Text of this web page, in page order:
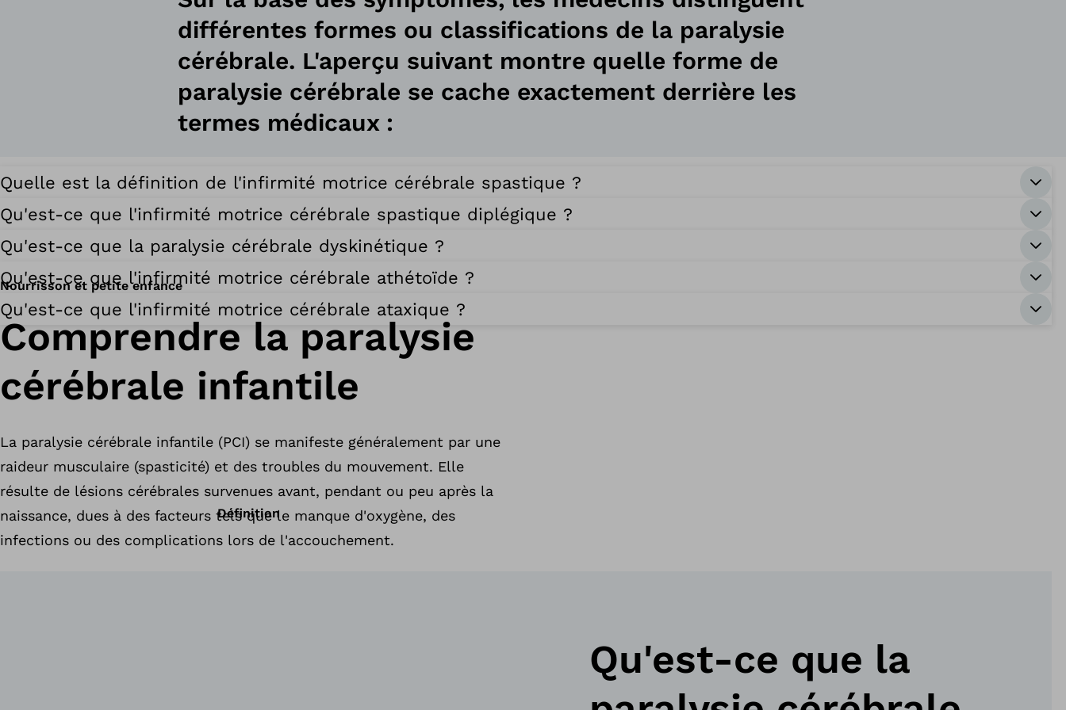
différentes formes ou classifications de la paralysie
cérébrale. L'aperçu suivant montre quelle forme de
paralysie cérébrale se cache exactement derrière les
termes médicaux :
Quelle est la définition de l'infirmité motrice cérébrale spastique ?
Qu'est-ce que l'infirmité motrice cérébrale spastique diplégique ?
Qu'est-ce que la paralysie cérébrale dyskinétique ?
Qu'est-ce que l'infirmité motrice cérébrale athétoïde ?
Qu'est-ce que l'infirmité motrice cérébrale ataxique ?
Nourrisson et petite enfance
Comprendre la paralysie
cérébrale infantile
La paralysie cérébrale infantile (PCI) se manifeste généralement par une
raideur musculaire (spasticité) et des troubles du mouvement. Elle
résulte de lésions cérébrales survenues avant, pendant ou peu après la
naissance, dues à des facteurs tels que le manque d'oxygène, des
infections ou des complications lors de l'accouchement.
Définition
Qu'est-ce que la